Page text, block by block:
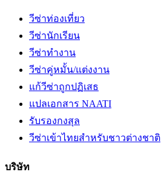
วีซ่าท่องเที่ยว
วีซ่านักเรียน
วีซ่าทำงาน
วีซ่าคู่หมั้น/แต่งงาน
แก้วีซ่าถูกปฏิเสธ
แปลเอกสาร NAATI
รับรองกงสุล
วีซ่าเข้าไทยสำหรับชาวต่างชาติ
บริษัท